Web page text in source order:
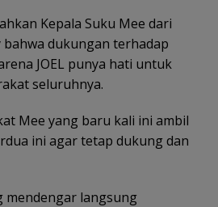
Kepala Suku Mee dari
dukungan terhadap
JOEL punya hati untuk
seluruhnya.
Mee yang baru kali ini ambil
ini agar tetap dukung dan
mendengar langsung